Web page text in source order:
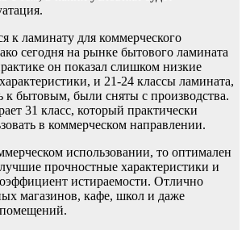
к ламинату для коммерческого
сегодня на рынке бытового ламината
он показал слишком низкие
и 21-24 классы ламината,
к бытовым, были сняты с производства.
31 класс, который практически
в коммерческом направлении.
использовании, то оптимален
прочностные характеристики и
истираемости. Отлично
магазинов, кафе, школ и даже